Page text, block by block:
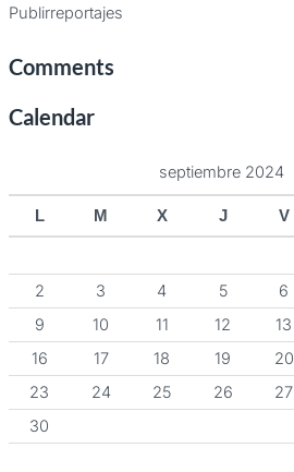
Publirreportajes
Comments
Calendar
septiembre 2024
L M X J V
2
3 4 5 6
9
10 11 12 13
16
17 18 19 20
23
24 25 26 27
30